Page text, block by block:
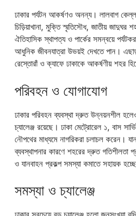
ঢাকার পর্যটন আকর্ষণও অনন্য। লালবাগ
চিড়িয়াখানা, মুক্তি স্মৃতিসৌধ, জাতীয় জাদুঘর
ঐতিহাসিক স্থাপত্য ও পার্কের সমন্বয়ে
আধুনিক জীবনযাত্রা উভয়ই দেখতে পান।
রেস্তোরাঁ ও ক্যাফে ঢাকাকে আকর্ষণীয় শহর
পরিবহন ও যোগাযোগ
ঢাকার পরিবহন ব্যবস্থা দ্রুত উন্নয়নশীল
চ্যালেঞ্জ রয়েছে। ঢাকা মেট্রোরেল ১, বাস
নৌপথের মাধ্যমে নাগরিকরা চলাচল করেন।
ব্যবস্থাপনার কারণে শহরের দ্রুত
ও যানবাহন প্রকল্প সমস্যা কমাতে সহায়ক
সমস্যা ও চ্যালেঞ্জ